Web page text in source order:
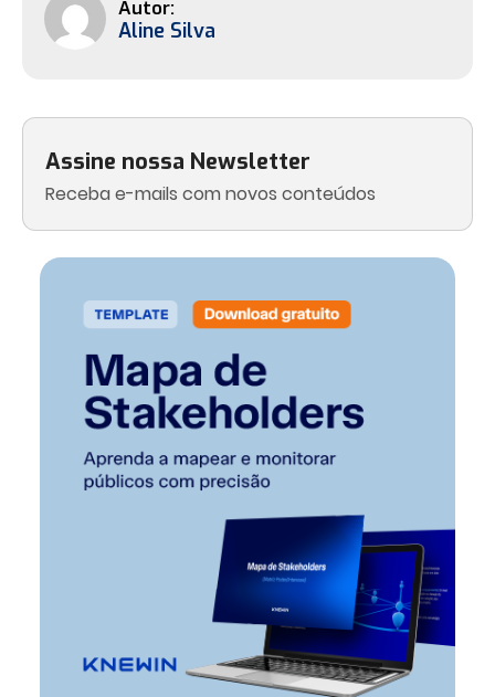
Assine nossa Newsletter
Receba e-mails com novos conteúdos
Aline Silva